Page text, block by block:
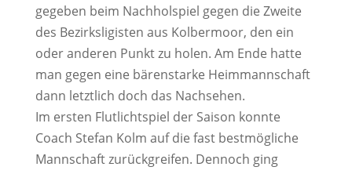
gegeben beim Nachholspiel gegen die Zweite
des Bezirksligisten aus Kolbermoor, den ein
oder anderen Punkt zu holen. Am Ende hatte
man gegen eine bärenstarke Heimmannschaft
dann letztlich doch das Nachsehen.
Im ersten Flutlichtspiel der Saison konnte
Coach Stefan Kolm auf die fast bestmögliche
Mannschaft zurückgreifen. Dennoch ging